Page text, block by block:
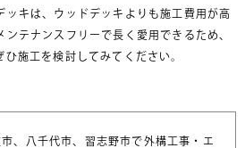
ッキは、ウッドデッキよりも施工費用が高
ンテナンスフリーで長く愛用できるため、
施工を検討してみてください。
、八千代市、習志野市で外構工事・エ